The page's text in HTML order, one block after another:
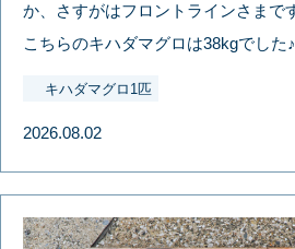
こちらのキハダマグロは38kgでした♪
キハダマグロ1匹
2026.08.02